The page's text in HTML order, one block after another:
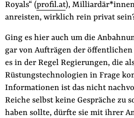
Royals“ (profil.at),
anreisten, wirklich rein privat
Ging es hier auch um die
gar von Aufträgen der
es in der Regel Regierungen, die
Rüstungstechnologien in Frage
Informationen ist das nicht
Reiche selbst keine Gespräche zu
haben sollte, dürfte sie mit ihrer